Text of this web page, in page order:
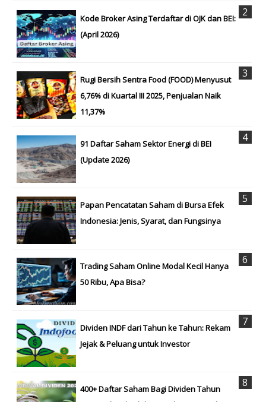
Kode Broker Asing Terdaftar di OJK dan BEI:
(April 2026)
Rugi Bersih Sentra Food (FOOD) Menyusut
6,76% di Kuartal III 2025, Penjualan Naik
11,37%
91 Daftar Saham Sektor Energi di BEI
(Update 2026)
Papan Pencatatan Saham di Bursa Efek
Indonesia: Jenis, Syarat, dan Fungsinya
Trading Saham Online Modal Kecil Hanya
50 Ribu, Apa Bisa?
Dividen INDF dari Tahun ke Tahun: Rekam
Jejak & Peluang untuk Investor
400+ Daftar Saham Bagi Dividen Tahun